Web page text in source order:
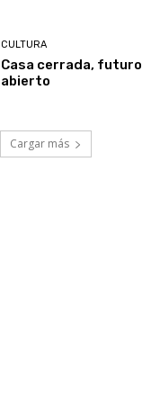
CULTURA
Casa cerrada, futuro
abierto
Cargar más